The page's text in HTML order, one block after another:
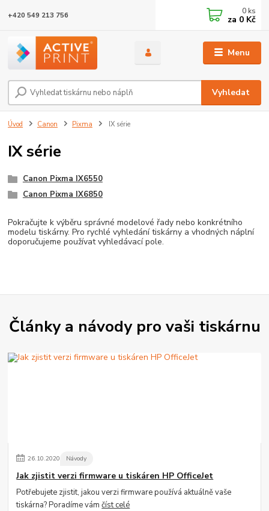
Menu
Vyhledat
+420 549 213 756 0 ks
za 0 Kč
Úvod Canon Pixma IX série
IX série
Canon Pixma IX6550
Canon Pixma IX6850
Pokračujte k výběru správné modelové řady nebo konkrétního
modelu tiskárny. Pro rychlé vyhledání tiskárny a vhodných náplní
doporučujeme používat vyhledávací pole.
Články a návody pro vaši tiskárnu
26.10.2020 Návody
Jak zjistit verzi firmware u tiskáren HP OfficeJet
Potřebujete zjistit, jakou verzi firmware používá aktuálně vaše
tiskárna? Poradíme vámčíst celé